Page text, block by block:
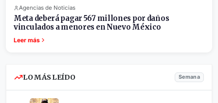
Agencias de Noticias
Meta deberá pagar 567 millones por daños
vinculados a menores en Nuevo México
Leer más
LO MÁS LEÍDO Semana